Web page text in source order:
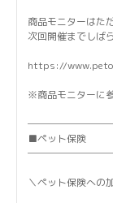
商品モニターはた
次回開催までしば
https://
※商品モニターに
■ペット保険
＼ペット保険への